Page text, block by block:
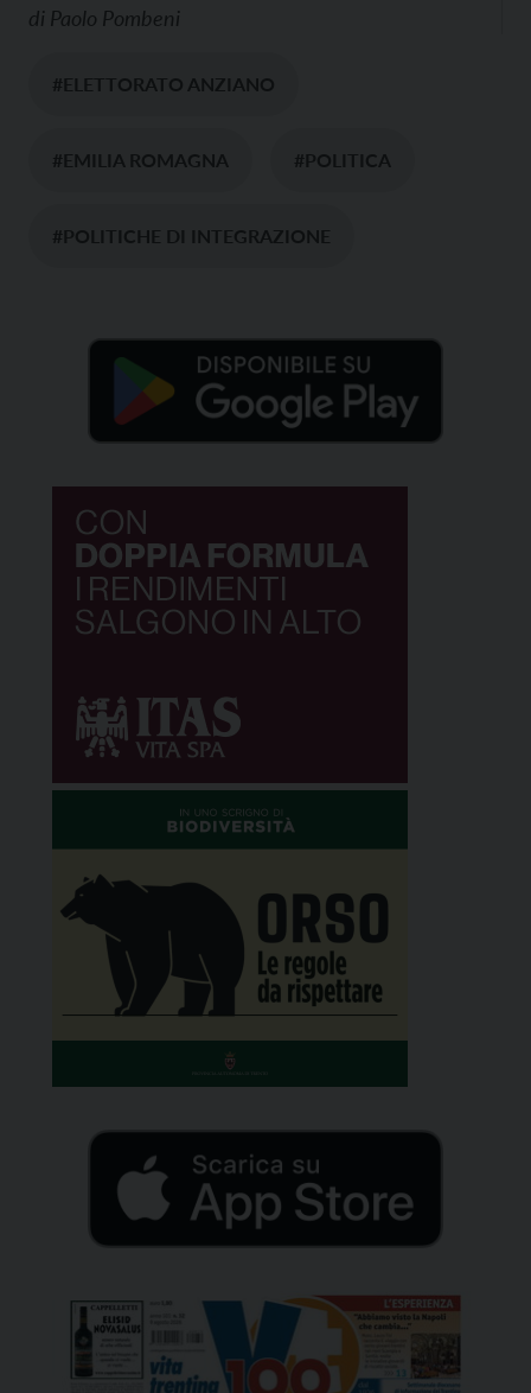
di Paolo Pombeni
#ELETTORATO ANZIANO
#EMILIA ROMAGNA #POLITICA
#POLITICHE DI INTEGRAZIONE